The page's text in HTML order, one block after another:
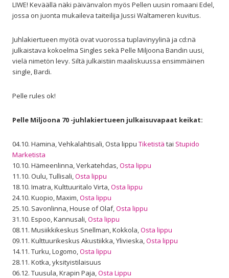
LIWE! Keväällä näki päivänvalon myös Pellen uusin romaani Edel,
jossa on juonta mukaileva taiteilija Jussi Waltameren kuvitus.
Juhlakiertueen myötä ovat vuorossa tuplavinyylinä ja cd:nä
julkaistava kokoelma Singles sekä Pelle Miljoona Bandin uusi,
vielä nimetön levy. Siltä julkaistiin maaliskuussa ensimmäinen
single, Bardi.
Pelle rules ok!
Pelle Miljoona 70 -juhlakiertueen julkaisuvapaat keikat:
04.10. Hamina, Vehkalahtisali, Osta lippu Tiketistä tai Stupido
Marketista
10.10. Hämeenlinna, Verkatehdas,Osta lippu
11.10. Oulu, Tullisali,Osta lippu
18.10. Imatra, Kulttuuritalo Virta,Osta lippu
24.10. Kuopio, Maxim,Osta lippu
25.10. Savonlinna, House of Olaf,Osta lippu
31.10. Espoo, Kannusali,Osta lippu
08.11. Musiikkikeskus Snellman, Kokkola,Osta lippu
09.11. Kulttuurikeskus Akustiikka, Ylivieska,Osta lippu
14.11. Turku, Logomo,Osta lippu
28.11. Kotka, yksityistilaisuus
06.12. Tuusula, Krapin Paja,Osta Lippu